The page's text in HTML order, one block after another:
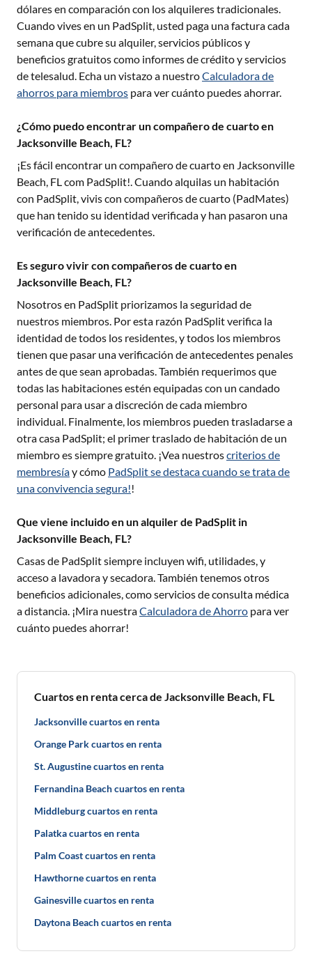
dólares en comparación con los alquileres tradicionales.
Cuando vives en un PadSplit, usted paga una factura cada
semana que cubre su alquiler, servicios públicos y
beneficios gratuitos como informes de crédito y servicios
de telesalud. Echa un vistazo a nuestroCalculadora de
ahorros para miembros para ver cuánto puedes ahorrar.
¿Cómo puedo encontrar un compañero de cuarto en
Jacksonville Beach, FL?
¡Es fácil encontrar un compañero de cuarto en Jacksonville
Beach, FLcom PadSplit!. Cuando alquilas un habitación
con PadSplit, vivis con compañeros de cuarto (PadMates)
que han tenido su identidad verificada y han pasaron una
verificación de antecedentes.
Es seguro vivir con compañeros de cuarto en
Jacksonville Beach, FL?
Nosotros en PadSplit priorizamos la seguridad de
nuestros miembros. Por esta razón PadSplit verifica la
identidad de todos los residentes, y todos los miembros
tienen que pasar una verificación de antecedentes penales
antes de que sean aprobadas. También requerimos que
todas las habitaciones estén equipadas con un candado
personal para usar a discreción de cada miembro
individual. Finalmente, los miembros pueden trasladarse a
otra casa PadSplit; el primer traslado de habitación de un
miembro es siempre gratuito. ¡Vea nuestroscriterios de
membresíay cómo PadSplit se destaca cuando se trata de
una convivencia segura!!
Que viene incluido en un alquiler de PadSplit in
Jacksonville Beach, FL?
Casas de PadSplit siempre incluyen wifi, utilidades, y
acceso a lavadora y secadora. También tenemos otros
beneficios adicionales, como servicios de consulta médica
a distancia. ¡Mira nuestraCalculadora de Ahorro para ver
cuánto puedes ahorrar!
Cuartos en renta cerca de Jacksonville Beach, FL
Jacksonville cuartos en renta
Orange Park cuartos en renta
St. Augustine cuartos en renta
Fernandina Beach cuartos en renta
Middleburg cuartos en renta
Palatka cuartos en renta
Palm Coast cuartos en renta
Hawthorne cuartos en renta
Gainesville cuartos en renta
Daytona Beach cuartos en renta